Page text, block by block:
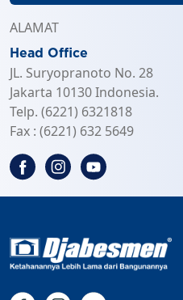
ALAMAT
Head Office
JL. Suryopranoto No. 28
Jakarta 10130 Indonesia.
Telp. (6221) 6321818
Fax : (6221) 632 5649